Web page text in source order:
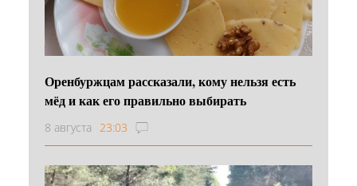
Оренбуржцам рассказали, кому нельзя есть
мёд и как его правильно выбирать
8 августа 23:03